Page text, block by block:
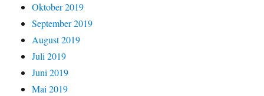
Oktober 2019
September 2019
August 2019
Juli 2019
Juni 2019
Mai 2019